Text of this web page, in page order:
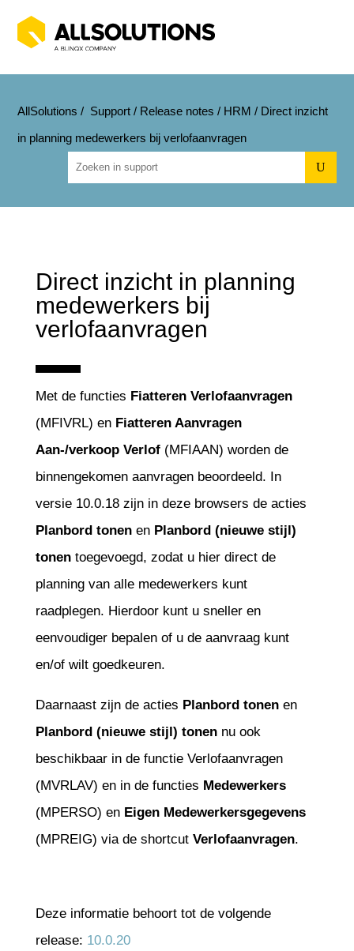
AllSolutions / Support/ Release notes / HRM / Direct inzicht
in planning medewerkers bij verlofaanvragen
U
Direct inzicht in planning
medewerkers bij
verlofaanvragen
Met de functies Fiatteren Verlofaanvragen
(MFIVRL) en Fiatteren Aanvragen
Aan-/verkoop Verlof(MFIAAN) worden de
binnengekomen aanvragen beoordeeld. In
versie 10.0.18 zijn in deze browsers de acties
Planbord tonenen Planbord (nieuwe stijl)
tonentoegevoegd, zodat u hier direct de
planning van alle medewerkers kunt
raadplegen. Hierdoor kunt u sneller en
eenvoudiger bepalen of u de aanvraag kunt
en/of wilt goedkeuren.
Daarnaast zijn de acties Planbord tonenen
Planbord (nieuwe stijl) tonen nu ook
beschikbaar in de functie Verlofaanvragen
(MVRLAV) en in de functies Medewerkers
(MPERSO) en Eigen Medewerkersgegevens
(MPREIG) via de shortcut Verlofaanvragen.
Deze informatie behoort tot de volgende
release: 10.0.20